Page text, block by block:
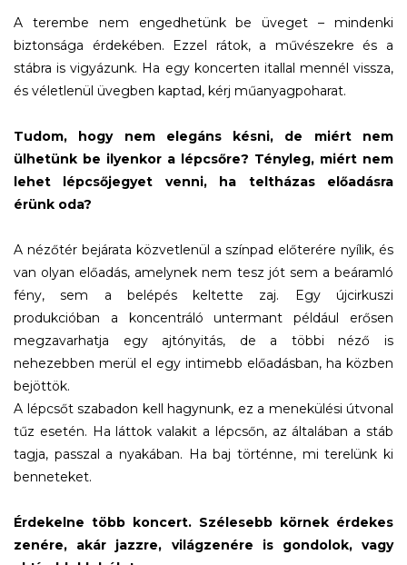
A terembe nem engedhetünk be üveget – mindenki
biztonsága érdekében. Ezzel rátok, a művészekre és a
stábra is vigyázunk. Ha egy koncerten itallal mennél vissza,
és véletlenül üvegben kaptad, kérj műanyagpoharat.
Tudom, hogy nem elegáns késni, de miért nem
ülhetünk be ilyenkor a lépcsőre? Tényleg, miért nem
lehet lépcsőjegyet venni, ha teltházas előadásra
érünk oda?
A nézőtér bejárata közvetlenül a színpad előterére nyílik, és
van olyan előadás, amelynek nem tesz jót sem a beáramló
fény, sem a belépés keltette zaj. Egy újcirkuszi
produkcióban a koncentráló untermant például erősen
megzavarhatja egy ajtónyitás, de a többi néző is
nehezebben merül el egy intimebb előadásban, ha közben
bejöttök.
A lépcsőt szabadon kell hagynunk, ez a menekülési útvonal
tűz esetén. Ha láttok valakit a lépcsőn, az általában a stáb
tagja, passzal a nyakában. Ha baj történne, mi terelünk ki
benneteket.
Érdekelne több koncert. Szélesebb körnek érdekes
zenére, akár jazzre, világzenére is gondolok, vagy